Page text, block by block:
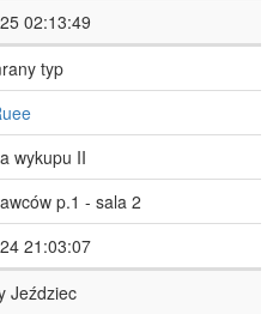
02:13:49
typ
wykupu II
p.1 - sala 2
21:03:07
Jeździec